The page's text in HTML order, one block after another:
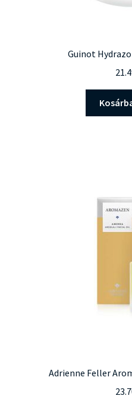
Guinot
Adrienne Feller